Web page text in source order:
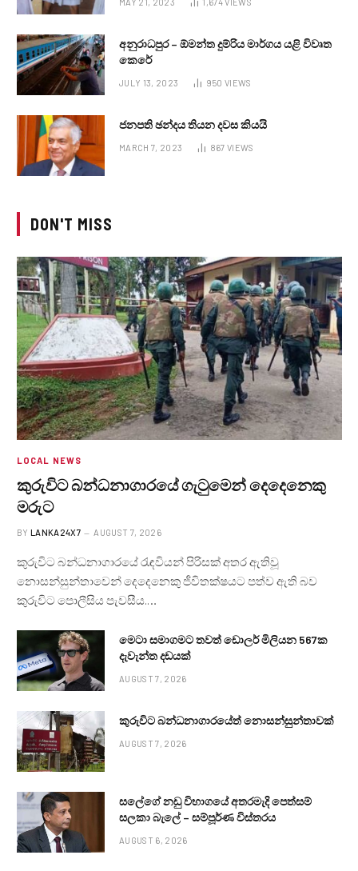
MAY 21, 2023 1,674 VIEWS
අනුරාධපුර – ඕමන්ත දුම්රිය මාර්ගය යළි විවෘත
කෙරේ
JULY 13, 2023 950 VIEWS
ජනපති ඡන්දය තියන දවස කියයි
MARCH 7, 2023 867 VIEWS
DON'T MISS
LOCAL NEWS
කුරුවිට බන්ධනාගාරයේ ගැටුමෙන් දෙදෙනෙකු
මරුට
BY LANKA24X7 AUGUST 7, 2026
කුරුවිට බන්ධනාගාරයේ රැඳවියන් පිරිසක් අතර ඇතිවූ
නොසන්සුන්තාවෙන් දෙදෙනෙකු ජීවිතක්ෂයට පත්ව ඇති බව
කුරුවිට පොලීසිය පැවසීය.…
මෙටා සමාගමට තවත් ඩොලර් මිලියන 567ක
දැවැන්ත දඩයක්
AUGUST 7, 2026
කුරුවිට බන්ධනාගාරයේත් නොසන්සුන්තාවක්
AUGUST 7, 2026
සලේගේ නඩු විභාගයේ අතරමැදි පෙත්සම්
සලකා බැලේ – සම්පූර්ණ විස්තරය
AUGUST 6, 2026